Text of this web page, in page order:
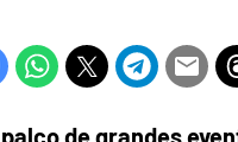
de grandes